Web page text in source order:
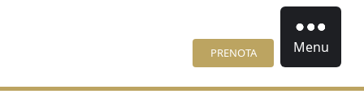
PRENOTA Menu